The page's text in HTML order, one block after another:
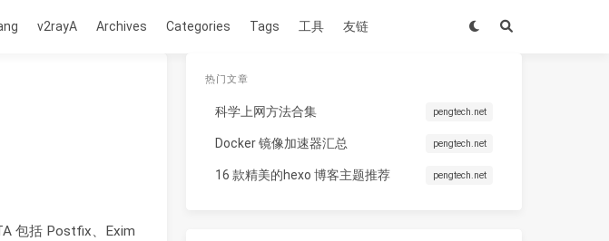
v2rayA Archives Categories Tags 工具 友链
包括 Postfix、Exim
热门文章
科学上网方法合集 pengtech.net
Docker 镜像加速器汇总 pengtech.net
16 款精美的hexo 博客主题推荐 pengtech.net